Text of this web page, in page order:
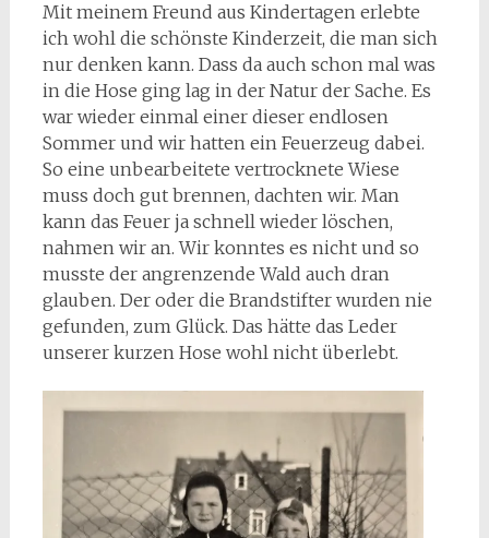
Mit meinem Freund aus Kindertagen erlebte
ich wohl die schönste Kinderzeit, die man sich
nur denken kann. Dass da auch schon mal was
in die Hose ging lag in der Natur der Sache. Es
war wieder einmal einer dieser endlosen
Sommer und wir hatten ein Feuerzeug dabei.
So eine unbearbeitete vertrocknete Wiese
muss doch gut brennen, dachten wir. Man
kann das Feuer ja schnell wieder löschen,
nahmen wir an. Wir konntes es nicht und so
musste der angrenzende Wald auch dran
glauben. Der oder die Brandstifter wurden nie
gefunden, zum Glück. Das hätte das Leder
unserer kurzen Hose wohl nicht überlebt.